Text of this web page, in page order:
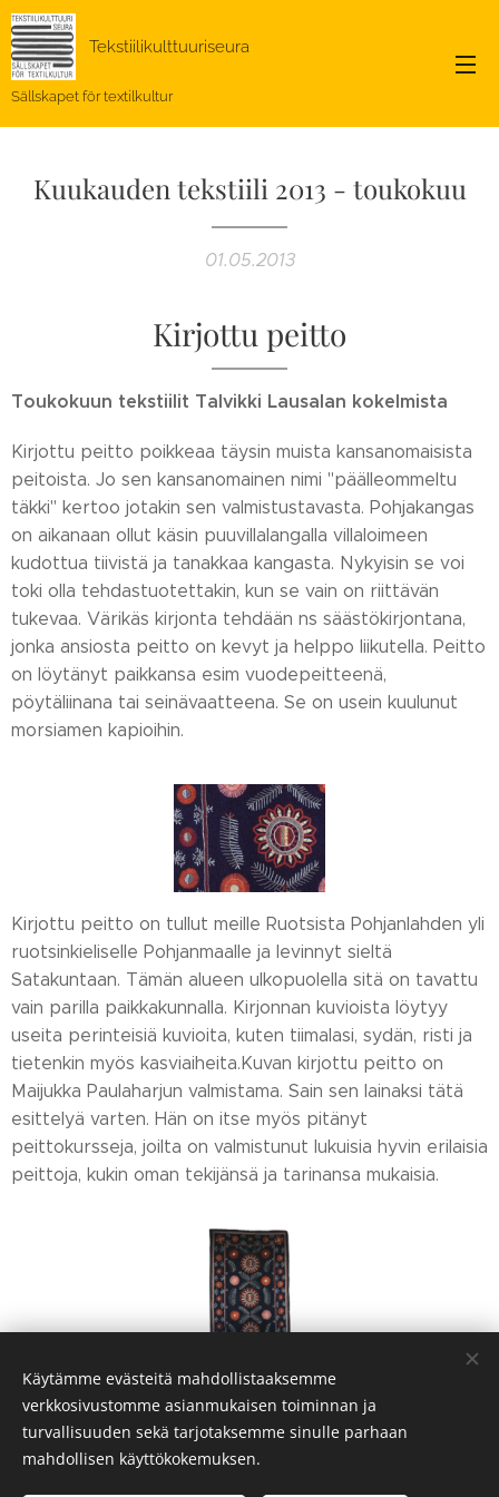
Tekstiilikulttuuriseura
Sällskapet för textilkultur
Kuukauden tekstiili 2013 - toukokuu
01.05.2013
Kirjottu peitto
Toukokuun tekstiilit Talvikki Lausalan kokelmista
Kirjottu peitto poikkeaa täysin muista kansanomaisista
peitoista. Jo sen kansanomainen nimi "päälleommeltu
täkki" kertoo jotakin sen valmistustavasta. Pohjakangas
on aikanaan ollut käsin puuvillalangalla villaloimeen
kudottua tiivistä ja tanakkaa kangasta. Nykyisin se voi
toki olla tehdastuotettakin, kun se vain on riittävän
tukevaa. Värikäs kirjonta tehdään ns säästökirjontana,
jonka ansiosta peitto on kevyt ja helppo liikutella. Peitto
on löytänyt paikkansa esim vuodepeitteenä,
pöytäliinana tai seinävaatteena. Se on usein kuulunut
morsiamen kapioihin.
Kirjottu peitto on tullut meille Ruotsista Pohjanlahden yli
ruotsinkieliselle Pohjanmaalle ja levinnyt sieltä
Satakuntaan. Tämän alueen ulkopuolella sitä on tavattu
vain parilla paikkakunnalla. Kirjonnan kuvioista löytyy
useita perinteisiä kuvioita, kuten tiimalasi, sydän, risti ja
tietenkin myös kasviaiheita.Kuvan kirjottu peitto on
Maijukka Paulaharjun valmistama. Sain sen lainaksi tätä
esittelyä varten. Hän on itse myös pitänyt
peittokursseja, joilta on valmistunut lukuisia hyvin erilaisia
peittoja, kukin oman tekijänsä ja tarinansa mukaisia.
Share
Käytämme evästeitä mahdollistaaksemme
verkkosivustomme asianmukaisen toiminnan ja
turvallisuuden sekä tarjotaksemme sinulle parhaan
mahdollisen käyttökokemuksen.